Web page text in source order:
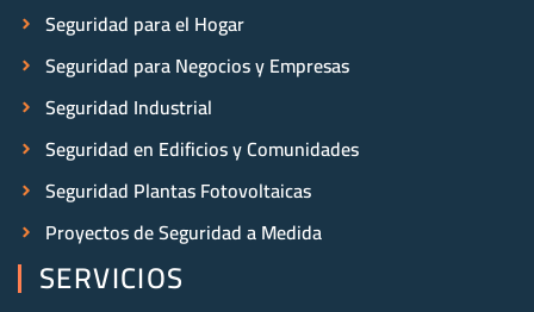
SERVICIOS
Seguridad para el Hogar
Seguridad para Negocios y Empresas
Seguridad Industrial
Seguridad en Edificios y Comunidades
Seguridad Plantas Fotovoltaicas
Proyectos de Seguridad a Medida